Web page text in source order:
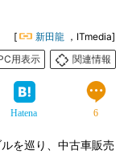
[ 新田龍 ，ITmedia]
用表示
関連情報
Hatena 6
を巡り、中古車販売